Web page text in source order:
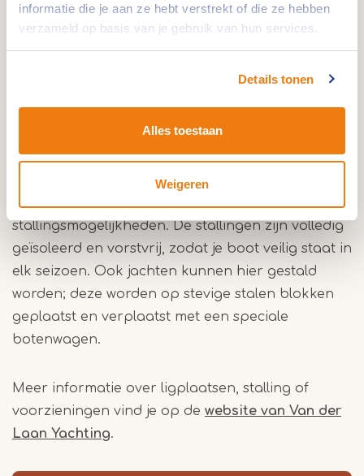
informatie die je aan ze hebt verstrekt of die ze hebben
verzameld op basis van je gebruik van hun services.
Details tonen
Alles toestaan
Weigeren
ook de omgeving verkennen. Het centrum van
Maasbracht ligt op loopafstand en biedt
verschillende horecagelegenheden en
supermarkten. In de buurt zijn mooie fietsroutes
Van der Laan Yachting biedt het hele jaar door
stallingsmogelijkheden. De stallingen zijn volledig
geïsoleerd en vorstvrij, zodat je boot veilig staat in
elk seizoen. Ook jachten kunnen hier gestald
worden; deze worden op stevige stalen blokken
geplaatst en verplaatst met een speciale
botenwagen.
Meer informatie over ligplaatsen, stalling of
voorzieningen vind je op de website van Van der
Laan Yachting.